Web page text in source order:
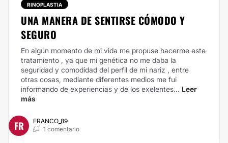
RINOPLASTIA
UNA MANERA DE SENTIRSE CÓMODO Y
SEGURO
En algún momento de mi vida me propuse hacerme este
tratamiento , ya que mi genética no me daba la
seguridad y comodidad del perfil de mi nariz , entre
otras cosas, mediante diferentes medios me fui
informando de experiencias y de los exelentes... Leer
más
FR
FRANCO_89
1 comentario